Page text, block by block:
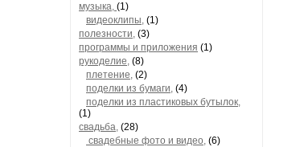
музыка, (1)
видеоклипы, (1)
полезности, (3)
программы и приложения (1)
рукоделие, (8)
плетение, (2)
поделки из бумаги, (4)
поделки из пластиковых бутылок,
(1)
свадьба, (28)
свадебные фото и видео, (6)